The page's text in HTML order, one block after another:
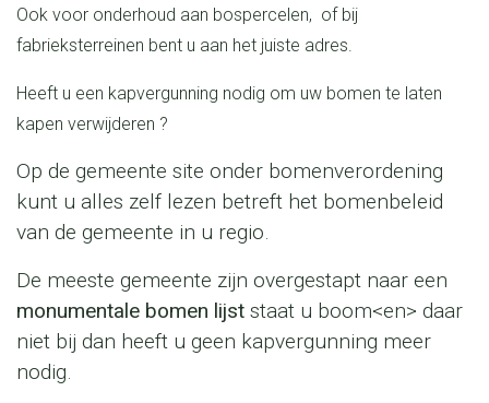
Ook voor onderhoud aan bospercelen, of bij
fabrieksterreinen bent u aan het juiste adres.
Heeft u een kapvergunning nodig om uw bomen te laten
kapen verwijderen ?
Op de gemeente site onder bomenverordening
kunt u alles zelf lezen betreft het bomenbeleid
van de gemeente in u regio.
De meeste gemeente zijn overgestapt naar een
monumentale bomen lijst staat u boom<en> daar
niet bij dan heeft u geen kapvergunning meer
nodig.